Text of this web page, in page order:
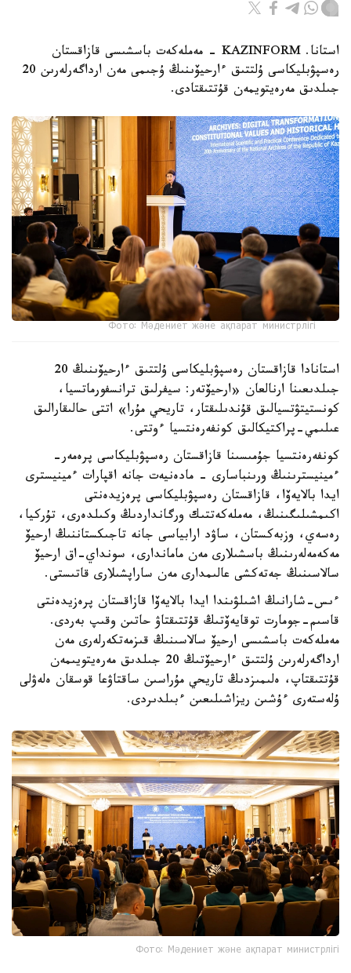
استانا. KAZINFORM - مەملەكەت باسشىسى قازاقستان
رەسپۋبليكاسى ۇلتتىق ءارحيۆىنىڭ ۇجىمى مەن ارداگەرلەرىن 20
جىلدىق مەرەيتويمەن قۇتتىقتادى.
Фото: Мәдениет және ақпарат министрлігі
استانادا قازاقستان رەسپۋبليكاسى ۇلتتىق ءارحيۆىنىڭ 20
جىلدىعىنا ارنالعان «ارحيۆتەر: سيفرلىق ترانسفورماتسيا،
كونستيتۋتسيالىق قۇندىلىقتار، تاريحي مۇرا» اتتى حالىقارالىق
عىلىمي-پراكتيكالىق كونفەرەنتسيا ءوتتى.
كونفەرەنتسيا جۇمىسىنا قازاقستان رەسپۋبليكاسى پرەمەر-
ءمينيسترىنىڭ ورىنباسارى - مادەنيەت جانە اقپارات ءمينيسترى
ايدا بالايەۆا، قازاقستان رەسپۋبليكاسى پرەزيدەنتى
اكىمشىلىگىنىڭ، مەملەكەتتىك ورگانداردىڭ وكىلدەرى، تۇركيا،
رەسەي، وزبەكستان، ساۋد ارابياسى جانە تاجىكستاننىڭ ارحيۆ
مەكەمەلەرىنىڭ باسشىلارى مەن ماماندارى، سونداي-اق ارحيۆ
سالاسىنىڭ جەتەكشى عالىمدارى مەن ساراپشىلارى قاتىستى.
ءىس-شارانىڭ اشىلۋىندا ايدا بالايەۆا قازاقستان پرەزيدەنتى
قاسىم-جومارت توقايەۆتىڭ قۇتتىقتاۋ حاتىن وقىپ بەردى.
مەملەكەت باسشىسى ارحيۆ سالاسىنىڭ قىزمەتكەرلەرى مەن
ارداگەرلەرىن ۇلتتىق ءارحيۆتىڭ 20 جىلدىق مەرەيتويىمەن
قۇتتىقتاپ، ەلىمىزدىڭ تاريحي مۇراسىن ساقتاۋعا قوسقان ەلەۋلى
ۇلەستەرى ءۇشىن ريزاشىلىعىن ءبىلدىردى.
Фото: Мәдениет және ақпарат министрлігі